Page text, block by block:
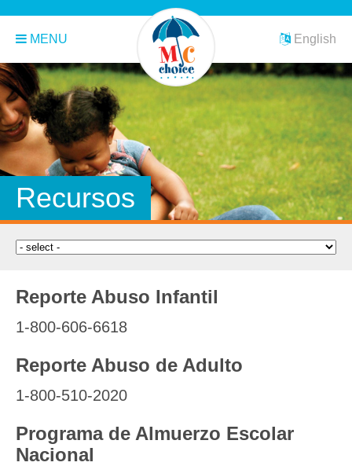
MENU English
Recursos
Reporte Abuso Infantil
1-800-606-6618
Reporte Abuso de Adulto
1-800-510-2020
Programa de Almuerzo Escolar
Nacional